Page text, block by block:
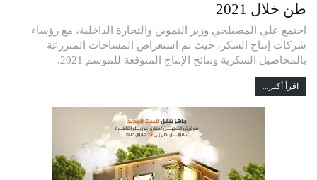
طن خلال 2021
اجتمع علي المصيلحي وزير التموين والتجارة الداخلية، مع رؤساء
شركات إنتاج السكر، حيث تم استعراض المساحات المنزرعة
بالمحاصيل السكرية ونتائج الإنتاج المتوقعة للموسم 2021.
اقرأ أكثر...